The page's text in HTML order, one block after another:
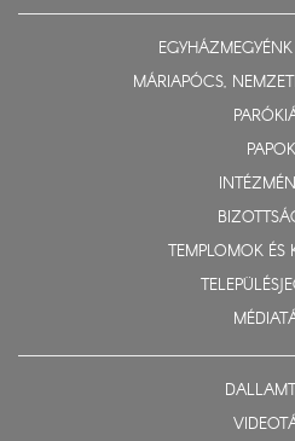
MÁRIAPÓCS,
PAPOK
TEMPLOMOK ÉS